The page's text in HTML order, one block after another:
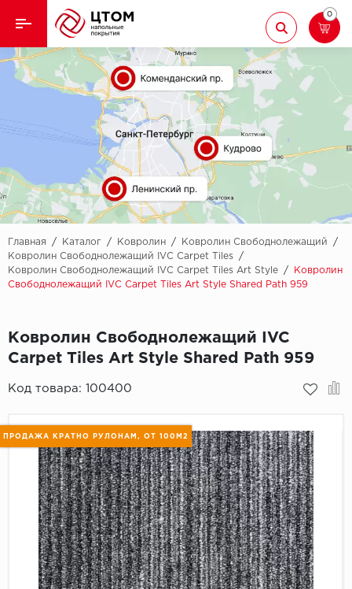
Назад
Кварцвиниловая плитка
Назад
Aberhof
Adelar
Alfa
AllureFloor
Alpine floor
Aquamax
Classen
CorkArt Vinyl
CronaFloor
Damy Floor
Ламинат
Ковролин
Линолеум
Паркет
Паркетная доска
Подложка
0
Главная / Каталог / Ковролин / Ковролин Свободнолежащий
/
Ковролин Свободнолежащий IVC Carpet Tiles
/
Ковролин Свободнолежащий IVC Carpet Tiles Art Style
/
Ковролин
Свободнолежащий IVC Carpet Tiles Art Style Shared Path 959
Ковролин Свободнолежащий IVC
Carpet Tiles Art Style Shared Path 959
Код товара: 100400
ПРОДАЖА КРАТНО РУЛОНАМ, ОТ 100М2